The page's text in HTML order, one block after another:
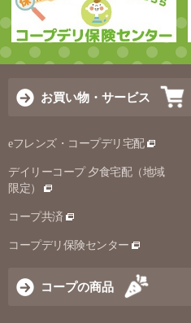
お買い物・サービス
eフレンズ・コープデリ宅配
デイリーコープ 夕食宅配（地域
限定）
コープ共済
コープデリ保険センター
コープの商品